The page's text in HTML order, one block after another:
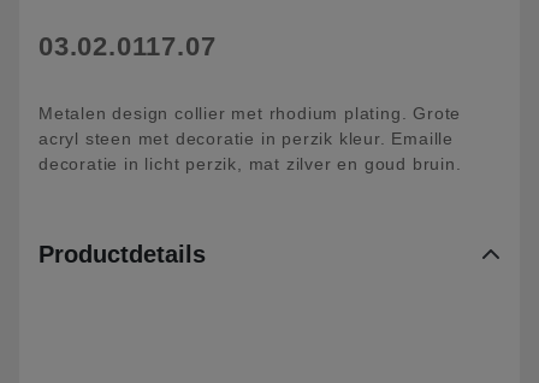
03.02.0117.07
Metalen design collier met rhodium plating. Grote
acryl steen met decoratie in perzik kleur. Emaille
decoratie in licht perzik, mat zilver en goud bruin.
Productdetails